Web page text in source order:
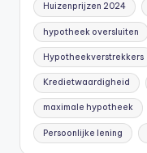
Huizenprijzen 2024
hypotheek oversluiten
Hypotheekverstrekkers
Kredietwaardigheid
maximale hypotheek
Persoonlijke lening